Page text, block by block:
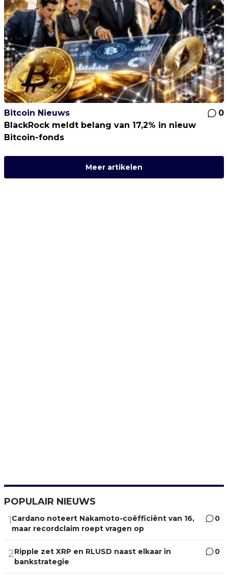
Bitcoin Nieuws
0
BlackRock meldt belang van 17,2% in nieuw
Bitcoin-fonds
Meer artikelen
POPULAIR NIEUWS
1Cardano noteert Nakamoto-coëfficiënt van 16,
maar recordclaim roept vragen op
0
2Ripple zet XRP en RLUSD naast elkaar in
bankstrategie
0